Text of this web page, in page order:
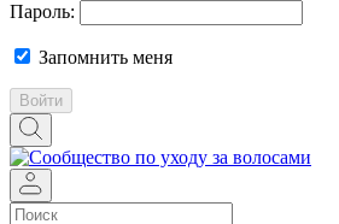
Пароль:
Запомнить меня
Войти